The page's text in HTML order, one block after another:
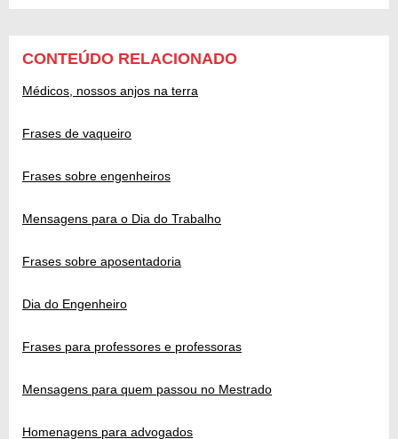
CONTEÚDO RELACIONADO
Médicos, nossos anjos na terra
Frases de vaqueiro
Frases sobre engenheiros
Mensagens para o Dia do Trabalho
Frases sobre aposentadoria
Dia do Engenheiro
Frases para professores e professoras
Mensagens para quem passou no Mestrado
Homenagens para advogados